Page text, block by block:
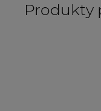
Produkty